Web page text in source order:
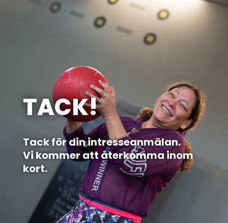
TACK!
Tack för din intresseanmälan.
Vi kommer att återkomma inom
kort.